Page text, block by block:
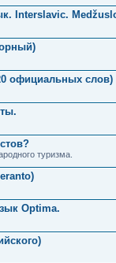
Interslavic.
официальных слов)
туризма.
Optima.